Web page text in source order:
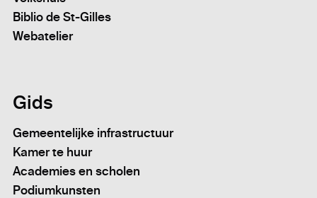
Biblio de St-Gilles
Webatelier
Gids
Gemeentelijke infrastructuur
Kamer te huur
Academies en scholen
Podiumkunsten